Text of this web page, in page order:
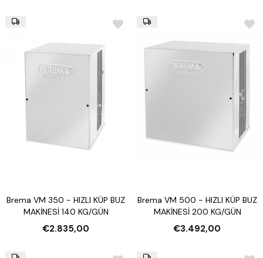
Brema VM 350 - HIZLI KÜP BUZ
MAKİNESİ 140 KG/GÜN
€2.835,00
Brema VM 500 - HIZLI KÜP BUZ
MAKİNESİ 200 KG/GÜN
€3.492,00